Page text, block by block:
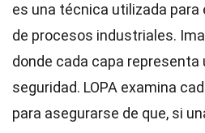
es una técnica utilizada para
de procesos industriales.
donde cada capa representa
seguridad. LOPA examina
para asegurarse de que, si